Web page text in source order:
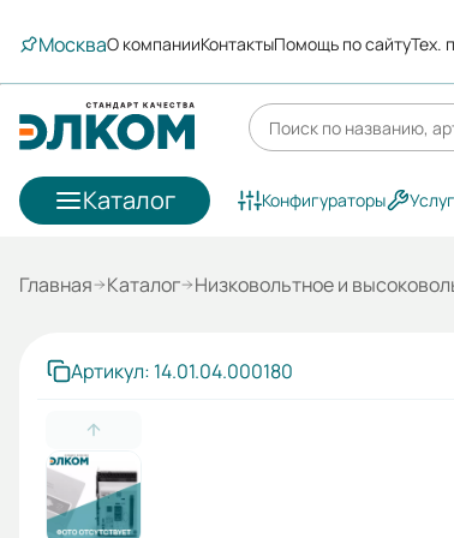
МоскваО компанииКонтактыПомощь по сайтуТех.
Каталог Конфигураторы
Главная Каталог Низковольтное и
Артикул: 14.01.04.000180